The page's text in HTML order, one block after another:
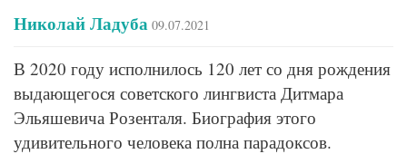
Николай Ладуба 09.07.2021
В 2020 году исполнилось 120 лет со дня рождения
выдающегося советского лингвиста Дитмара
Эльяшевича Розенталя. Биография этого
удивительного человека полна парадоксов.